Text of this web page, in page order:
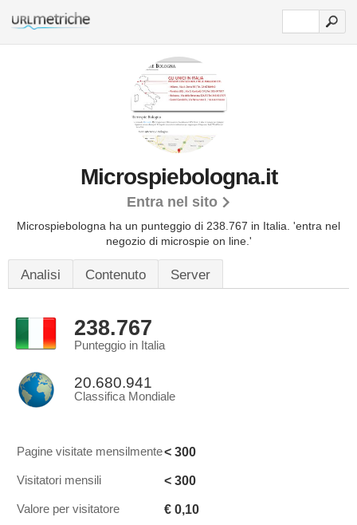
Microspiebologna.it
Entra nel sito
Microspiebologna ha un punteggio di 238.767 in Italia. 'entra nel
negozio di microspie on line.'
Analisi Contenuto Server
238.767
Punteggio in Italia
20.680.941
Classifica Mondiale
Pagine visitate mensilmente< 300
Visitatori mensili < 300
Valore per visitatore € 0,10